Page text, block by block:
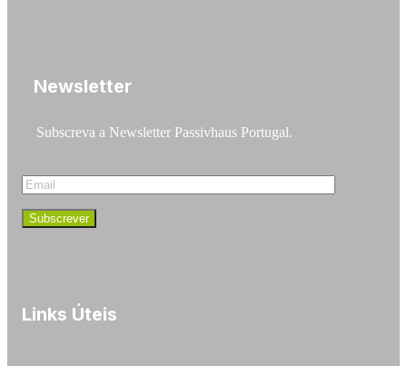
Newsletter
Subscreva a Newsletter Passivhaus Portugal.
Links Úteis